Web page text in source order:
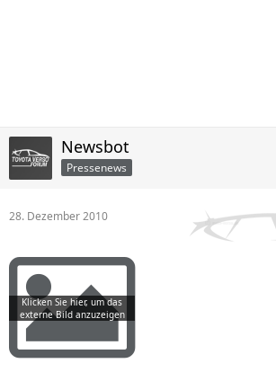
Newsbot
Pressenews
28. Dezember 2010